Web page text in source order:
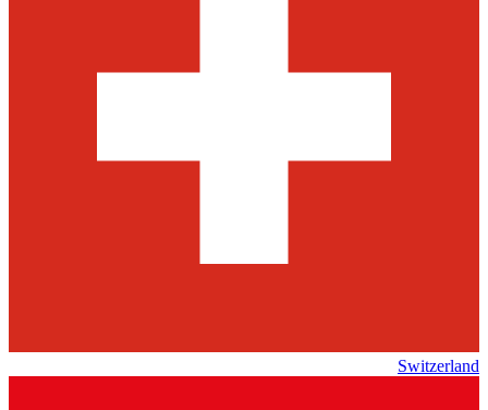
Switzerland